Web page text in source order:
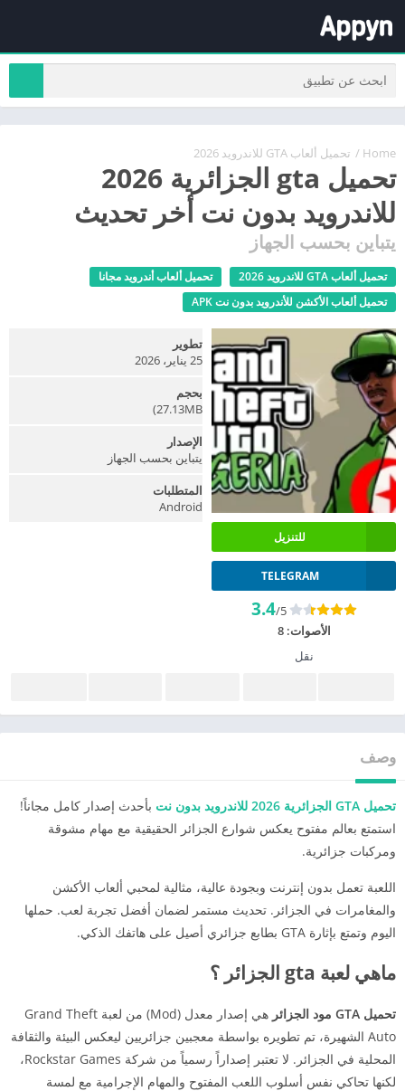
Home
/ تحميل ألعاب GTA للاندرويد 2026
تحميل gta الجزائرية 2026
للاندرويد بدون نت أخر تحديث
يتباين بحسب الجهاز
تحميل ألعاب GTA للاندرويد 2026
تحميل ألعاب أندرويد مجانا
تحميل ألعاب الأكشن للأندرويد بدون نت APK
للتنزيل
TELEGRAM
3.4/5
الأصوات:8
نقل
تطوير
25 يناير، 2026
بحجم
27.13MB)
الإصدار
يتباين بحسب الجهاز
المتطلبات
Android
وصف
تحميل GTA الجزائرية 2026 للاندرويد بدون نت
بأحدث إصدار كامل مجاناً!
استمتع بعالم مفتوح يعكس شوارع الجزائر الحقيقية مع مهام مشوقة
ومركبات جزائرية.
اللعبة تعمل بدون إنترنت وبجودة عالية، مثالية لمحبي ألعاب الأكشن
والمغامرات في الجزائر. تحديث مستمر لضمان أفضل تجربة لعب. حملها
اليوم وتمتع بإثارة GTA بطابع جزائري أصيل على هاتفك الذكي.
ماهي لعبة gta الجزائر ؟
تحميل GTA مود الجزائر
هي إصدار معدل (Mod) من لعبة Grand Theft
Auto الشهيرة، تم تطويره بواسطة معجبين جزائريين ليعكس البيئة والثقافة
المحلية في الجزائر. لا تعتبر إصداراً رسمياً من شركة Rockstar Games،
لكنها تحاكي نفس أسلوب اللعب المفتوح والمهام الإجرامية مع لمسة